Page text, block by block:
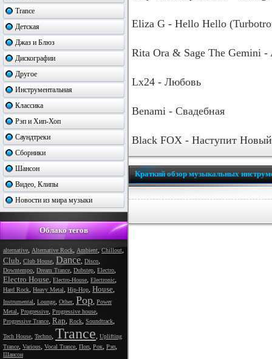
Trance
Детская
Джаз и Блюз
Дискографии
Другое
Инструментальная
Классика
Рэп и Хип-Хоп
Саундтреки
Сборники
Шансон
Видео, Клипы
Новости из мира музыки
Облако тегов
alternative, Alternative Rock, Ambient, Chillout,
Club, Club House, Dance, Disco,
Downtempo, Dream Trance, Dubstep, Electro,
Electro House, Electro-House, Electronic,
Hard Rock, Heavy Metal, Hip-Hop, House,
Instrumental, Lounge, Other, Pop, Power
Metal, Progressive, Progressive house,
Progressive Trance, Rap, Rock, Soundtrack,
Tech House, Techno, Trance, Uplifting
Trance, Various, Vocal Trance, Поп, Рок, Рэп,
Шансон
Eliza G - Hello Hello
Rita Ora & Sage The Gemini -
Lx24 - Любовь
Benami - Свадебная
Black FOX - Наступит
Краткий обзор музыкальных